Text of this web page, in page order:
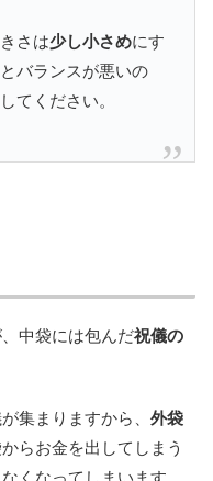
さは少し小さめにす
バランスが悪いの
てください。
中袋には包んだ祝儀の
集まりますから、 外袋
らお金を出してしまう